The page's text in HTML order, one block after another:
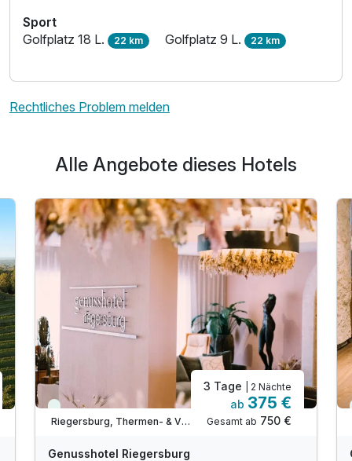
Sport
Golfplatz 18 L. 22 km Golfplatz 9 L. 22 km
Rechtliches Problem melden
Alle Angebote dieses Hotels
Viele Termine frei
Riegersburg, Thermen- & Vulkanland Steiermark
3 Tage | 2 Nächte
ab 375 €
Gesamt ab 750 €
Genusshotel Riegersburg